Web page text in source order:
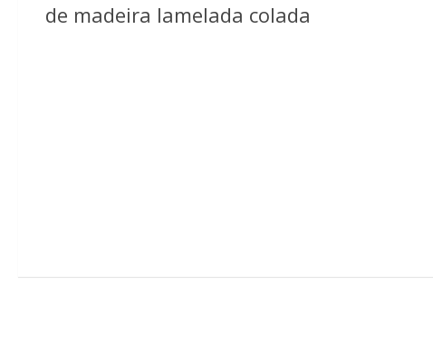
de madeira lamelada colada